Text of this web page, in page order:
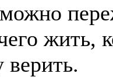
жить,
верить.